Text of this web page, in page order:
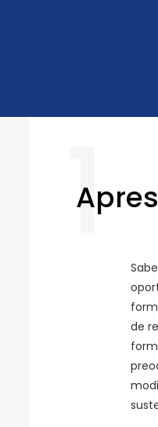
1
de